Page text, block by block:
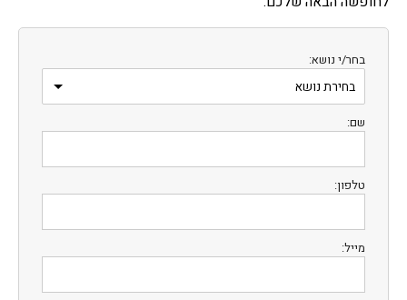
בחר/י נושא:
שם:
טלפון:
מייל: